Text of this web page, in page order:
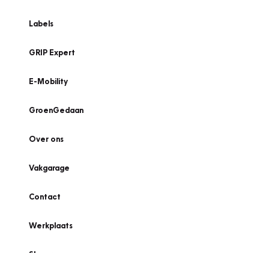
Labels
GRIP Expert
E-Mobility
GroenGedaan
Over ons
Vakgarage
Contact
Werkplaats